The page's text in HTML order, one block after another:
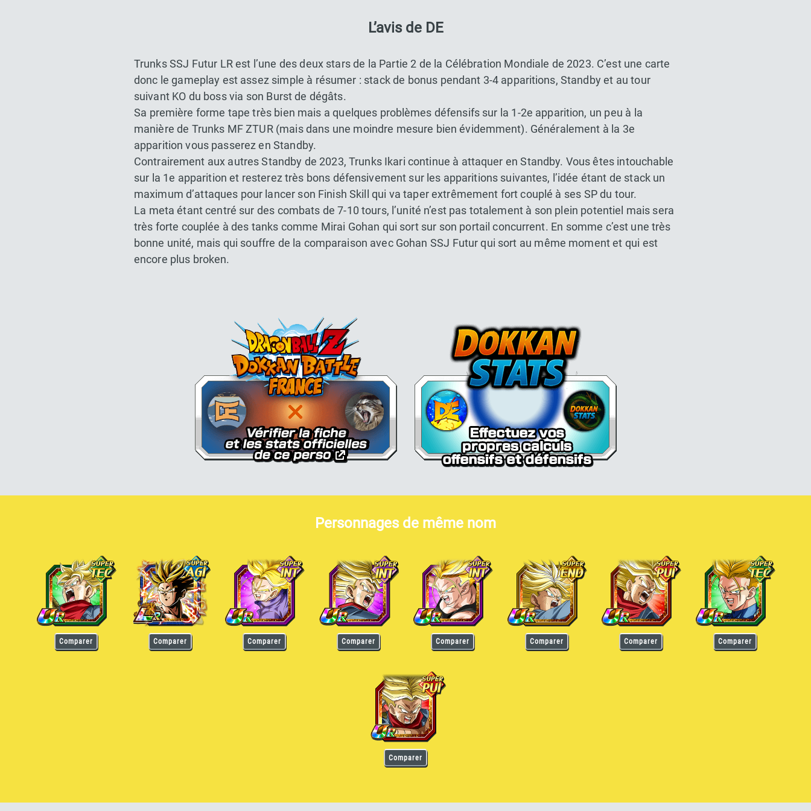
L’avis de DE
Trunks SSJ Futur LR est l’une des deux stars de la Partie 2 de la Célébration Mondiale de 2023. C’est une carte
donc le gameplay est assez simple à résumer : stack de bonus pendant 3-4 apparitions, Standby et au tour
suivant KO du boss via son Burst de dégâts.
Sa première forme tape très bien mais a quelques problèmes défensifs sur la 1-2e apparition, un peu à la
manière de Trunks MF ZTUR (mais dans une moindre mesure bien évidemment). Généralement à la 3e
apparition vous passerez en Standby.
Contrairement aux autres Standby de 2023, Trunks Ikari continue à attaquer en Standby. Vous êtes intouchable
sur la 1e apparition et resterez très bons défensivement sur les apparitions suivantes, l’idée étant de stack un
maximum d’attaques pour lancer son Finish Skill qui va taper extrêmement fort couplé à ses SP du tour.
La meta étant centré sur des combats de 7-10 tours, l’unité n’est pas totalement à son plein potentiel mais sera
très forte couplée à des tanks comme Mirai Gohan qui sort sur son portail concurrent. En somme c’est une très
bonne unité, mais qui souffre de la comparaison avec Gohan SSJ Futur qui sort au même moment et qui est
encore plus broken.
Dokkan Essentials x Dragon Ball Z Dokkan battle France
Personnages de même nom
Comparer
Trunks Super Saiyan (Futur)
Comparer
Trunks Super Saiyan (Futur)
Comparer
Trunks Super Saiyan (Futur)
Comparer
Trunks Super Saiyan (Futur)
Comparer
Trunks Super Saiyan (Futur)
Comparer
Trunks Super Saiyan (Futur)
Comparer
Trunks Super Saiyan (Futur)
Comparer
Trunks Super Saiyan (Futur)
Comparer
Trunks Super Saiyan (Futur)